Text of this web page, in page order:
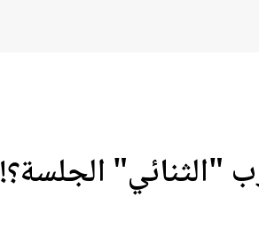
"الثنائي" الجلسة؟!